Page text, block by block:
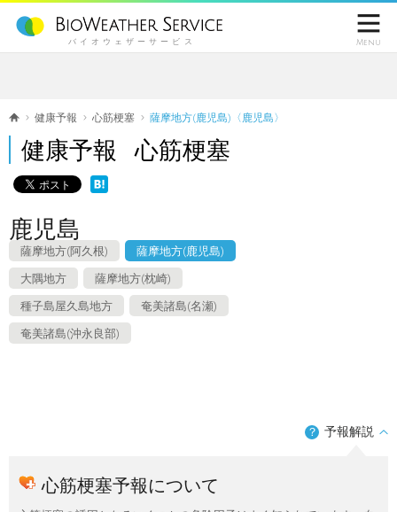
バイオウェザーサービス

Menu
健康予報 心筋梗塞 薩摩地方(鹿児島)〈鹿児島〉
健康予報 心筋梗塞
鹿児島
薩摩地方(阿久根) 薩摩地方(鹿児島)
大隅地方 薩摩地方(枕崎)
種子島屋久島地方 奄美諸島(名瀬)
奄美諸島(沖永良部)
？ 予報解説
心筋梗塞予報について